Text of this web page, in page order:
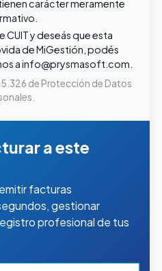
tienen carácter meramente
CUIT y deseás que esta
de MiGestión, podés
ainfo@prysmasoft.com
de Protección de Datos
a este
facturas
gestionar
profesional de tus